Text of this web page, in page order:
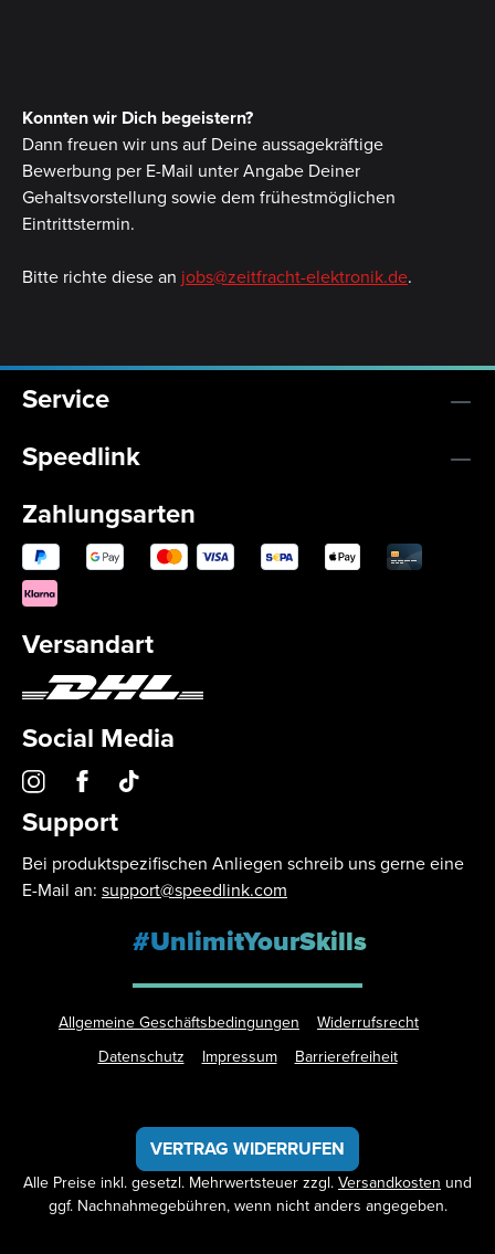
Konnten wir Dich begeistern?
Dann freuen wir uns auf Deine aussagekräftige
Bewerbung per E-Mail unter Angabe Deiner
Gehaltsvorstellung sowie dem frühestmöglichen
Eintrittstermin.
Bitte richte diese an jobs@zeitfracht-elektronik.de.
Service
Speedlink
Zahlungsarten
Versandart
Social Media
Support
Bei produktspezifischen Anliegen schreib uns gerne eine
E-Mail an: support@speedlink.com
#UnlimitYourSkills
Allgemeine Geschäftsbedingungen
Widerrufsrecht
Datenschutz
Impressum Barrierefreiheit
VERTRAG WIDERRUFEN
Alle Preise inkl. gesetzl. Mehrwertsteuer zzgl.Versandkosten und
ggf. Nachnahmegebühren, wenn nicht anders angegeben.